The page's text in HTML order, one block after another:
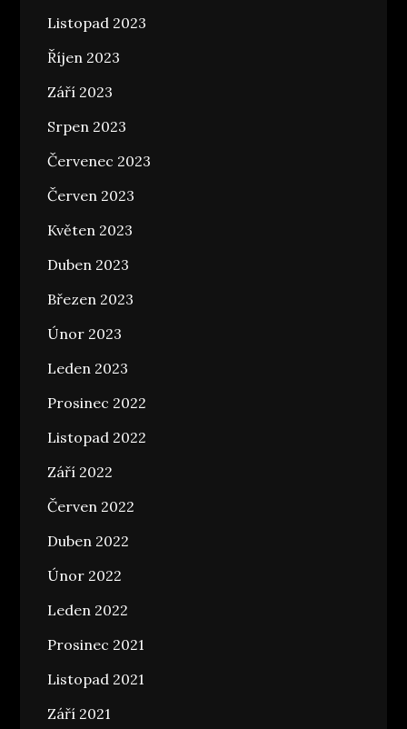
Listopad 2023
Říjen 2023
Září 2023
Srpen 2023
Červenec 2023
Červen 2023
Květen 2023
Duben 2023
Březen 2023
Únor 2023
Leden 2023
Prosinec 2022
Listopad 2022
Září 2022
Červen 2022
Duben 2022
Únor 2022
Leden 2022
Prosinec 2021
Listopad 2021
Září 2021